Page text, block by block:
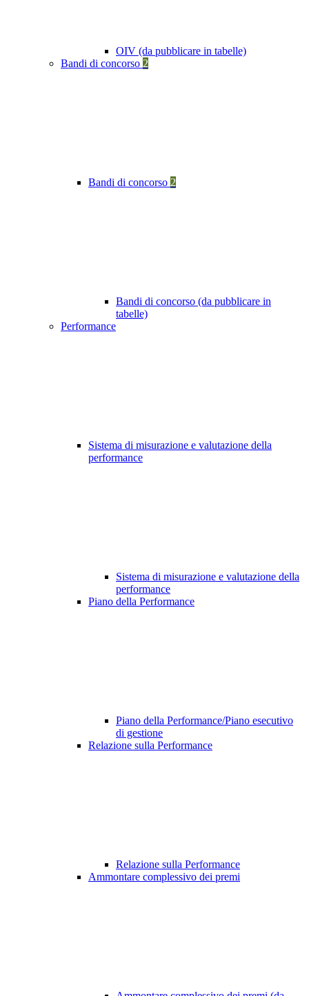
OIV (da pubblicare in tabelle)
Bandi di concorso 2
Bandi di concorso 2
Bandi di concorso (da pubblicare in
tabelle)
Performance
Sistema di misurazione e valutazione della
performance
Sistema di misurazione e valutazione della
performance
Piano della Performance
Piano della Performance/Piano esecutivo
di gestione
Relazione sulla Performance
Relazione sulla Performance
Ammontare complessivo dei premi